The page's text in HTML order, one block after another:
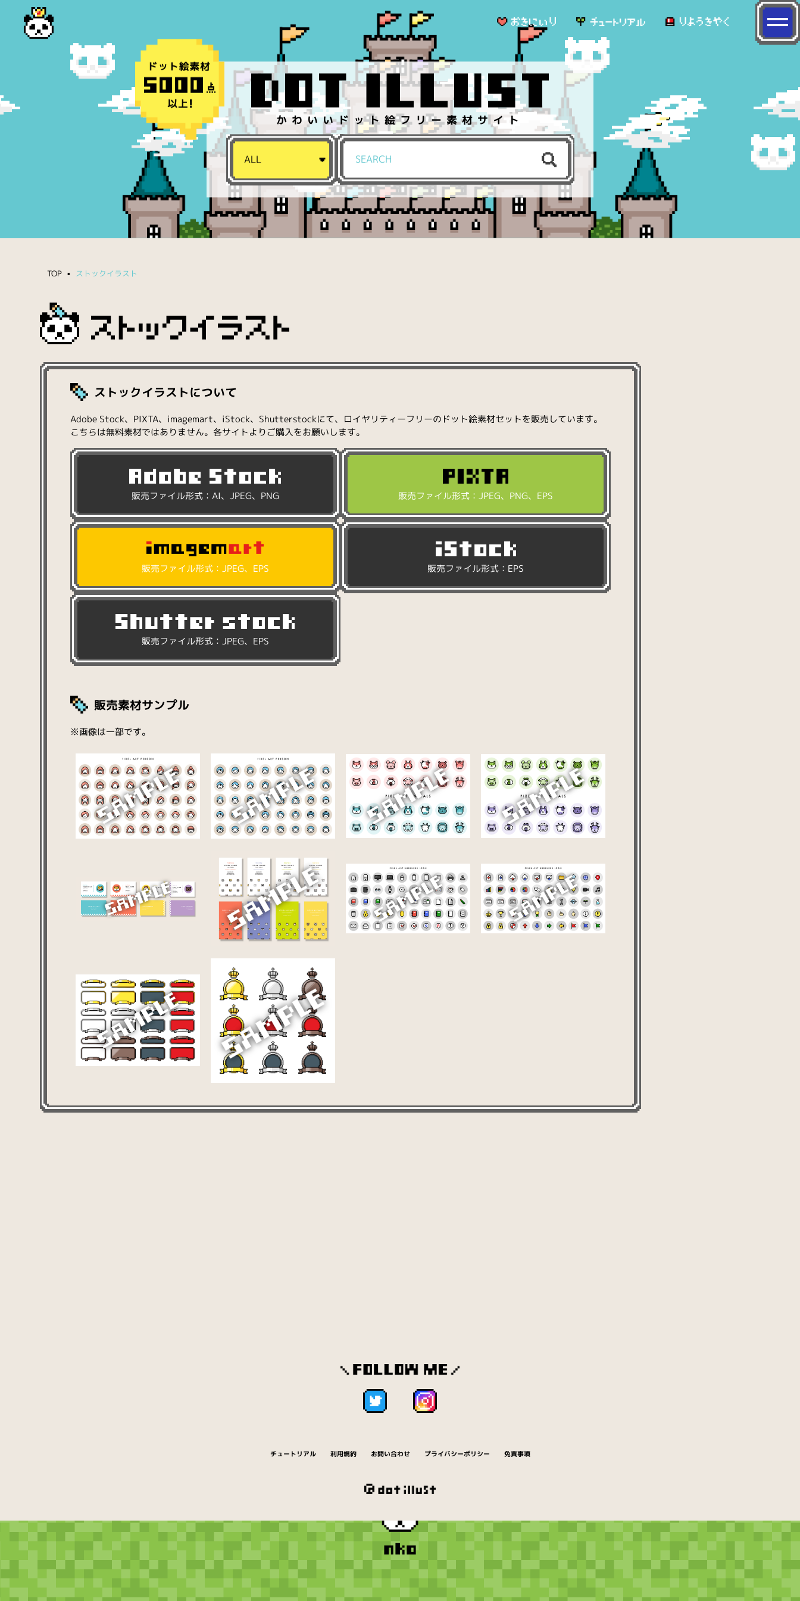
かわいいドット絵フリー素材サイト
TOP ストックイラスト
ストックイラストについて
Adobe Stock、PIXTA、imagemart、iStock、Shutterstockにて、ロイヤリティーフリーのドット絵素材セットを販売しています。
こちらは無料素材ではありません。各サイトよりご購入をお願いします。
販売ファイル形式：AI、JPEG、PNG 販売ファイル形式：JPEG、PNG、EPS
販売ファイル形式：JPEG、EPS 販売ファイル形式：EPS
販売ファイル形式：JPEG、EPS
販売素材サンプル
※画像は一部です。
チュートリアル 利用規約 お問い合わせ プライバシーポリシー 免責事項